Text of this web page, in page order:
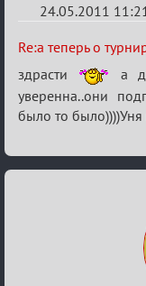
24.05.2011
Re:
а
теперь
о
Re:а теперь о
здрасти
а
уверенна..они
было то было))))Уня